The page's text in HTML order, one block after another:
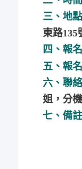
三、地點
東路135
四、報
五、報
六、聯
姐，分
七、備註